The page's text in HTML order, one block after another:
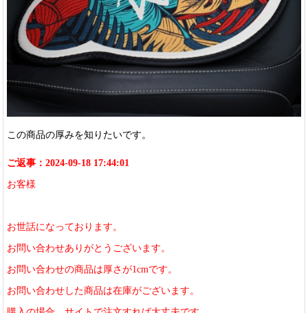
この商品の厚みを知りたいです。
ご返事：2024-09-18 17:44:01
お客様
お世話になっております。
お問い合わせありがとうございます。
お問い合わせの商品は厚さが1cmです。
お問い合わせした商品は在庫がございます。